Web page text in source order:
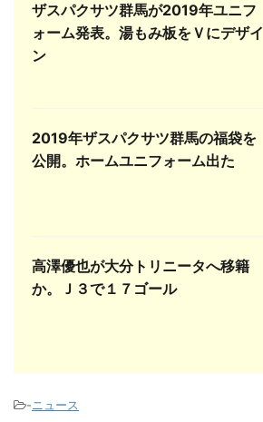
ザスパクサツ群馬が2019年ユニフ
ォーム発表。湯もみ板をＶにデザイ
ン
2019年ザスパクサツ群馬の福袋を
公開。ホームユニフォーム出た
高澤優也が大分トリニータへ移籍
か。Ｊ３で１７ゴール
-ニュース